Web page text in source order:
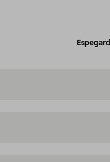
Espegard